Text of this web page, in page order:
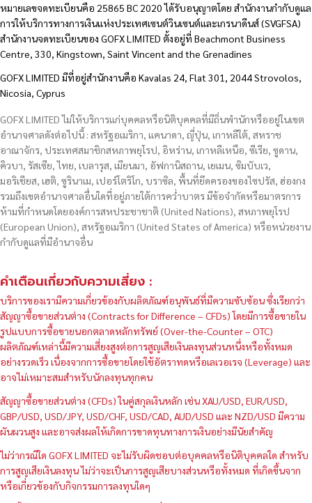
หมายเลขจดทะเบียนคือ 25865 BC 2020 ได้รับอนุญาตโดย สำนักงานกำกับดูแล
การให้บริการทางการเงินแห่งประเทศเซนต์วินเซนต์และเกรนาดีนส์ (SVGFSA)
สำนักงานจดทะเบียนของ GOFX LIMITED ตั้งอยู่ที่ Beachmont Business
Centre, 330, Kingstown, Saint Vincent and the Grenadines
GOFX LIMITED มีที่อยู่สำนักงานคือ Kavalas 24, Flat 301, 2044 Strovolos,
Nicosia, Cyprus
GOFX LIMITED ไม่ให้บริการแก่บุคคลหรือนิติบุคคลที่มีถิ่นพำนักหรืออยู่ในเขต
อำนาจศาลดังต่อไปนี้ : สหรัฐอเมริกา, แคนาดา, ญี่ปุ่น, เกาหลีใต้, สหราช
อาณาจักร, ประเทศสมาชิกสหภาพยุโรป, อิหร่าน, เกาหลีเหนือ, ซีเรีย, ซูดาน,
คิวบา, รัสเซีย, ไทย, เบลารุส, เมียนมา, อัฟกานิสถาน, เยเมน, ซิมบับเว,
มอริเชียส, เฮติ, ซูรินาเม, เปอร์โตริโก, บราซิล, พื้นที่ยึดครองของไซปรัส, ฮ่องกง
รวมถึงเขตอำนาจศาลอื่นใดที่อยู่ภายใต้การคว่ำบาตร มีข้อจำกัดหรือมาตรการ
ห้ามที่กำหนดโดยองค์การสหประชาชาติ (United Nations), สหภาพยุโรป
(European Union), สหรัฐอเมริกา (United States of America) หรือหน่วยงาน
กำกับดูแลที่มีอำนาจอื่น
คำเตือนเกี่ยวกับความเสี่ยง :
บริการของเรามีความเกี่ยวข้องกับผลิตภัณฑ์อนุพันธ์ที่มีความซับซ้อน ซึ่งเรียกว่า
สัญญาซื้อขายส่วนต่าง (Contracts for Difference – CFDs) โดยมีการซื้อขายใน
รูปแบบการซื้อขายนอกตลาดหลักทรัพย์ (Over-the-Counter – OTC)
ผลิตภัณฑ์เหล่านี้มีความเสี่ยงสูงต่อการสูญเสียเงินลงทุนส่วนหนึ่งหรือทั้งหมด
อย่างรวดเร็ว เนื่องจากการซื้อขายโดยใช้อัตราทดหรือเลเวอเรจ (Leverage) และ
อาจไม่เหมาะสมสำหรับนักลงทุนทุกคน
สัญญาซื้อขายส่วนต่าง (CFDs) ในคู่สกุลเงินหลัก เช่น XAU/USD, EUR/USD,
GBP/USD, USD/JPY, USD/CHF, USD/CAD, AUD/USD และ NZD/USD มีความ
ผันผวนสูง และอาจส่งผลให้เกิดการขาดทุนทางการเงินอย่างมีนัยสำคัญ
ไม่ว่ากรณีใด GOFX LIMITED จะไม่รับผิดชอบต่อบุคคลหรือนิติบุคคลใด สำหรับ
การสูญเสียเงินลงทุน ไม่ว่าจะเป็นการสูญเสียบางส่วนหรือทั้งหมด ที่เกิดขึ้นจาก
หรือเกี่ยวข้องกับกิจกรรมการลงทุนใดๆ